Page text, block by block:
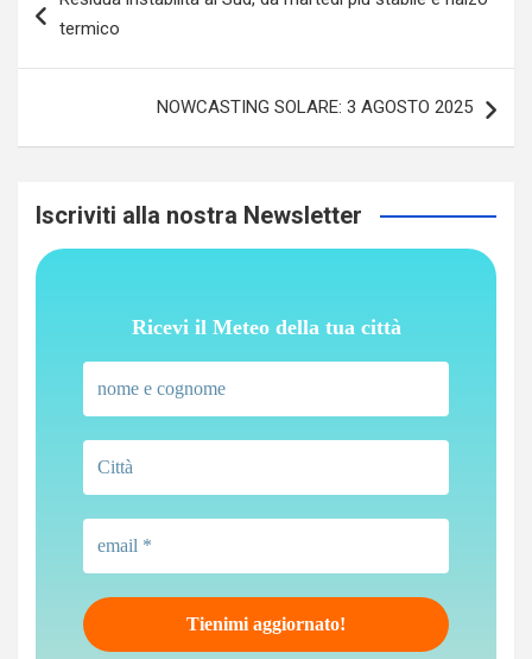
articoli
termico
NOWCASTING SOLARE: 3 AGOSTO 2025
Iscriviti alla nostra Newsletter
Ricevi il Meteo della tua città